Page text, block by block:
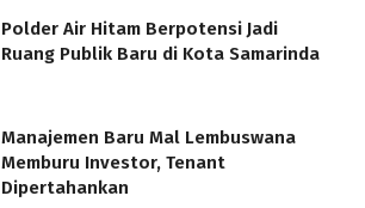
Polder Air Hitam Berpotensi Jadi
Ruang Publik Baru di Kota Samarinda
Manajemen Baru Mal Lembuswana
Memburu Investor, Tenant
Dipertahankan